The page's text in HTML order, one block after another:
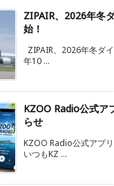
ZIPAIR、2026年冬
始！
ZIPAIR、2026年冬ダ
年10 ...
KZOO Radio公式ア
らせ
KZOO Radio公式アプ
いつもKZ ...